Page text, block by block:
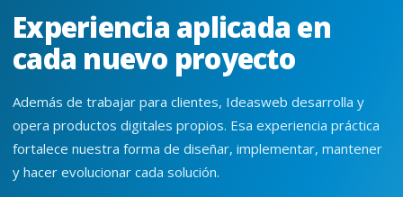
Experiencia aplicada en
cada nuevo proyecto
Además de trabajar para clientes, Ideasweb desarrolla y
opera productos digitales propios. Esa experiencia práctica
fortalece nuestra forma de diseñar, implementar, mantener
y hacer evolucionar cada solución.